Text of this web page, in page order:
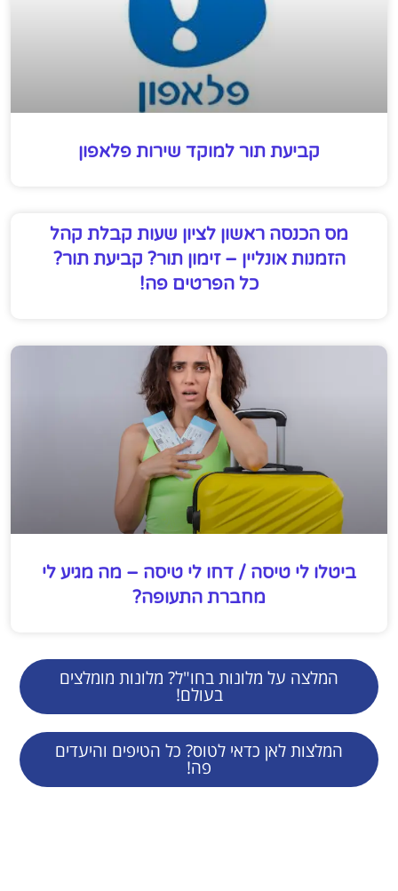
קביעת תור למוקד שירות פלאפון
מס הכנסה ראשון לציון שעות קבלת קהל
הזמנות אונליין – זימון תור? קביעת תור?
כל הפרטים פה!
ביטלו לי טיסה / דחו לי טיסה – מה מגיע לי
מחברת התעופה?
המלצה על מלונות בחו"ל? מלונות מומלצים
בעולם!
המלצות לאן כדאי לטוס? כל הטיפים והיעדים
פה!